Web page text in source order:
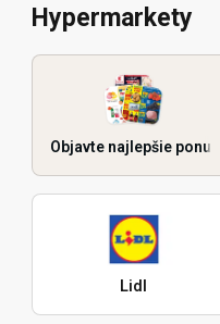
Hypermarkety
Objavte najlepšie ponuky
Lidl